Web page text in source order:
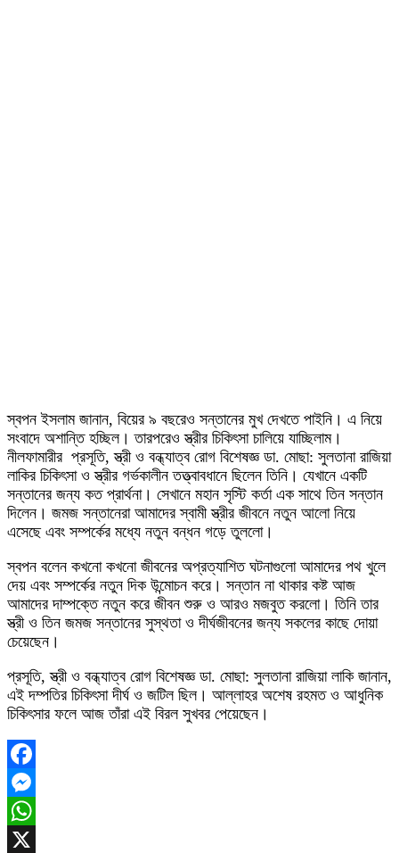
স্বপন ইসলাম জানান, বিয়ের ৯ বছরেও সন্তানের মুখ দেখতে পাইনি। এ নিয়ে
সংবাদে অশান্তি হচ্ছিল। তারপরেও স্ত্রীর চিকিৎসা চালিয়ে যাচ্ছিলাম।
নীলফামারীর প্রসূতি, স্ত্রী ও বন্ধ্যাত্ব রোগ বিশেষজ্ঞ ডা. মোছা: সুলতানা রাজিয়া
লাকির চিকিৎসা ও স্ত্রীর গর্ভকালীন তত্ত্বাবধানে ছিলেন তিনি। যেখানে একটি
সন্তানের জন্য কত প্রার্থনা। সেখানে মহান সৃস্টি কর্তা এক সাথে তিন সন্তান
দিলেন। জমজ সন্তানেরা আমাদের স্বামী স্ত্রীর জীবনে নতুন আলো নিয়ে
এসেছে এবং সম্পর্কের মধ্যে নতুন বন্ধন গড়ে তুললো।
স্বপন বলেন কখনো কখনো জীবনের অপ্রত্যাশিত ঘটনাগুলো আমাদের পথ খুলে
দেয় এবং সম্পর্কের নতুন দিক উন্মোচন করে। সন্তান না থাকার কষ্ট আজ
আমাদের দাম্পক্তে নতুন করে জীবন শুরু ও আরও মজবুত করলো। তিনি তার
স্ত্রী ও তিন জমজ সন্তানের সুস্থতা ও দীর্ঘজীবনের জন্য সকলের কাছে দোয়া
চেয়েছেন।
প্রসূতি, স্ত্রী ও বন্ধ্যাত্ব রোগ বিশেষজ্ঞ ডা. মোছা: সুলতানা রাজিয়া লাকি জানান,
এই দম্পতির চিকিৎসা দীর্ঘ ও জটিল ছিল। আল্লাহর অশেষ রহমত ও আধুনিক
চিকিৎসার ফলে আজ তাঁরা এই বিরল সুখবর পেয়েছেন।
Facebook
Messenger
WhatsApp